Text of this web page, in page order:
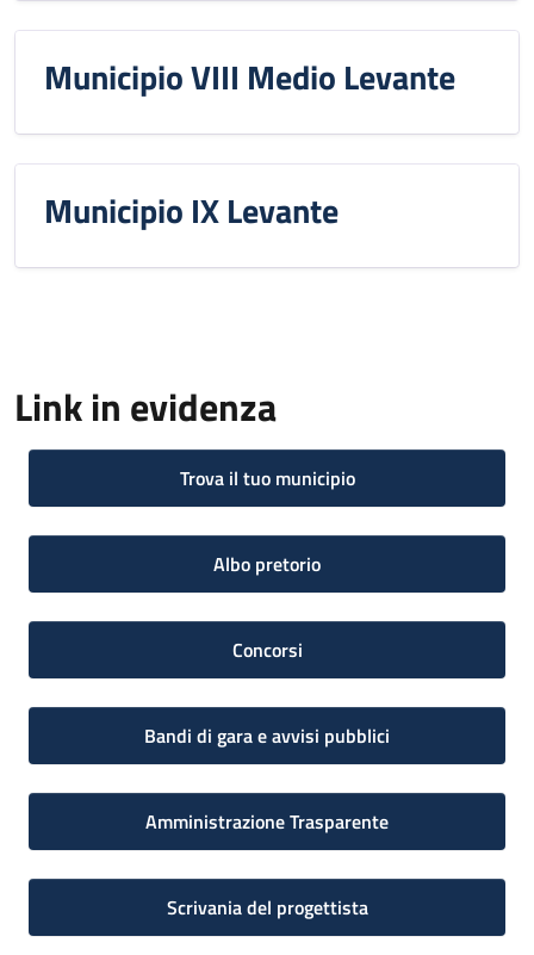
Municipio VIII Medio Levante
Municipio IX Levante
Link in evidenza
Trova il tuo municipio
Albo pretorio
Concorsi
Bandi di gara e avvisi pubblici
Amministrazione Trasparente
Scrivania del progettista